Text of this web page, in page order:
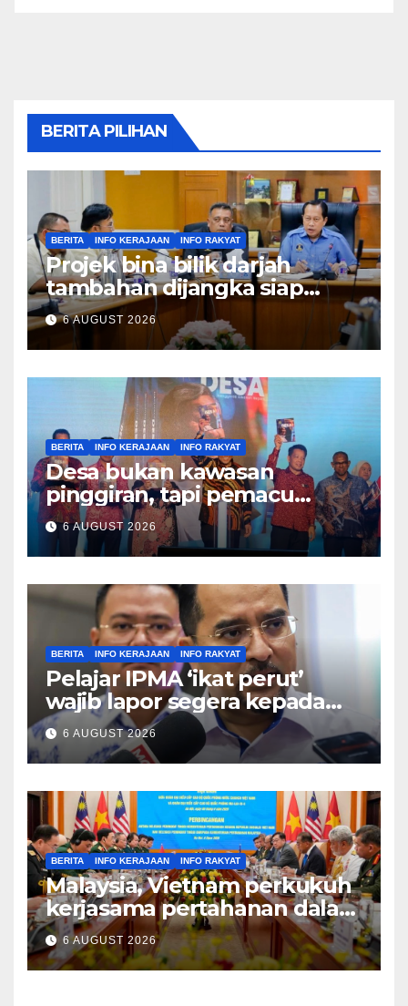
BERITA PILIHAN
BERITA INFO KERAJAAN INFO RAKYAT
Projek bina bilik darjah
tambahan dijangka siap
Disember ini – Ahmad Maslan
6 AUGUST 2026
BERITA INFO KERAJAAN INFO RAKYAT
Desa bukan kawasan
pinggiran, tapi pemacu
ekonomi negara – Zahid
Hamidi
6 AUGUST 2026
BERITA INFO KERAJAAN INFO RAKYAT
Pelajar IPMA ‘ikat perut’
wajib lapor segera kepada
Pengarah – Asyraf Wajdi
6 AUGUST 2026
BERITA INFO KERAJAAN INFO RAKYAT
Malaysia, Vietnam perkukuh
kerjasama pertahanan dalam
bidang strategik termasuk
AI, perkongsian risikan –
Khaled Nordin
6 AUGUST 2026